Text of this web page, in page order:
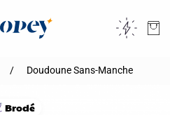
Doudoune Sans-Manche
Brodé